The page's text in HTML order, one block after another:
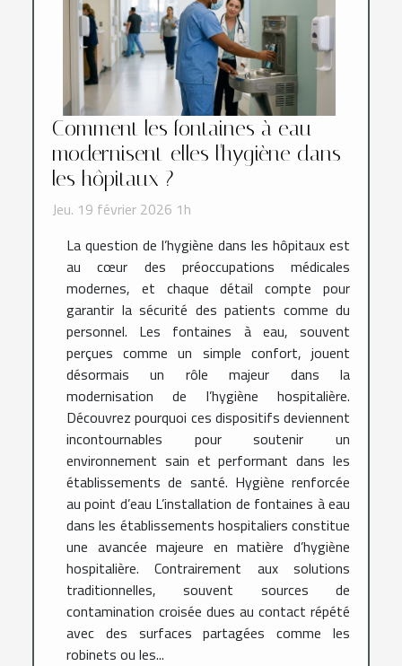
Comment les fontaines à eau
modernisent-elles l'hygiène dans
les hôpitaux ?
Jeu. 19 février 2026 1h
La question de l’hygiène dans les hôpitaux est
au cœur des préoccupations médicales
modernes, et chaque détail compte pour
garantir la sécurité des patients comme du
personnel. Les fontaines à eau, souvent
perçues comme un simple confort, jouent
désormais un rôle majeur dans la
modernisation de l’hygiène hospitalière.
Découvrez pourquoi ces dispositifs deviennent
incontournables pour soutenir un
environnement sain et performant dans les
établissements de santé. Hygiène renforcée
au point d’eau L’installation de fontaines à eau
dans les établissements hospitaliers constitue
une avancée majeure en matière d’hygiène
hospitalière. Contrairement aux solutions
traditionnelles, souvent sources de
contamination croisée dues au contact répété
avec des surfaces partagées comme les
robinets ou les...